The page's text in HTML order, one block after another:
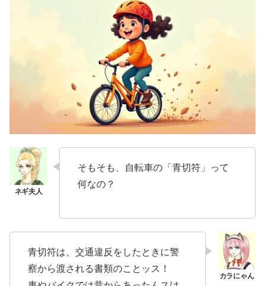
そもそも、自転車の「青切符」って
何なの？
青切符は、交通違反をしたときに警
察から渡される書類のことッス！